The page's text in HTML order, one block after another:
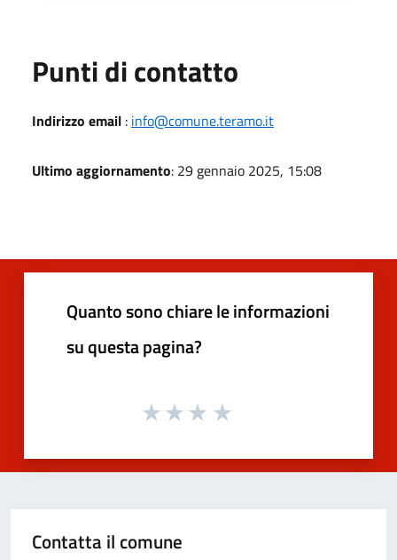
Punti di contatto
Indirizzo email : info@comune.teramo.it
Ultimo aggiornamento: 29 gennaio 2025, 15:08
Quanto sono chiare le informazioni
su questa pagina?
Contatta il comune